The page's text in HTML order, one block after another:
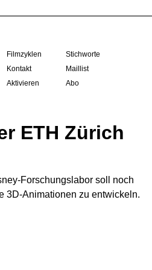
Filmzyklen
Stichworte
Kontakt
Maillist
Aktivieren Abo
ETH Zürich
Forschungslabor soll noch
3D-Animationen zu entwickeln.